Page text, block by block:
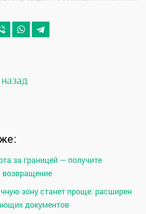
за границей — получите
возвращение
зону станет проще: расширен
документов